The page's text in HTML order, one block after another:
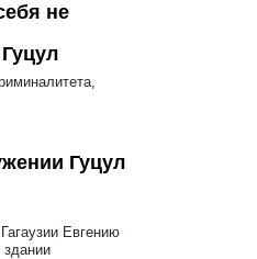
не
Гуцул
Евгению
здании